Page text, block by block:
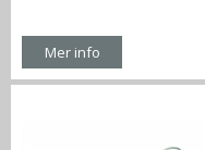
Mer info